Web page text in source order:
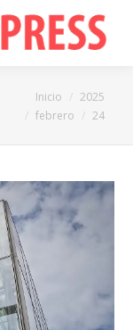
Estás aquí:
Inicio
2025
febrero
24